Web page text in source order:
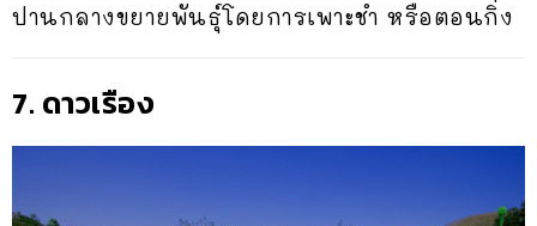
ปานกลางขยายพันธุ์โดยการเพาะชำ หรือตอนกิ่ง
7. ดาวเรือง